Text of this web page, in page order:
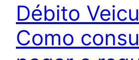
Débito
Como